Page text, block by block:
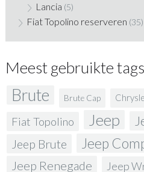
Lancia (5)
Fiat Topolino reserveren (35)
Meest gebruikte tags
Brute Brute Cap
Fiat Topolino Jeep
Jeep Brute Jeep
Jeep Renegade Jeep